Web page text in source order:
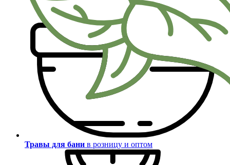
Травы для бани в розницу и оптом